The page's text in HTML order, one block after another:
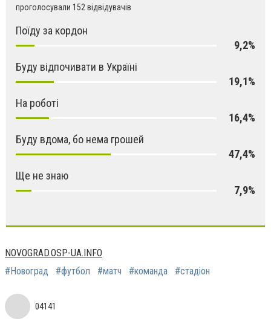
проголосували 152 відвідувачів
Поїду за кордон
9,2%
Буду відпочивати в Україні
19,1%
На роботі
16,4%
Буду вдома, бо нема грошей
47,4%
Ще не знаю
7,9%
NOVOGRAD.OSP-UA.INFO
#Новоград
#футбол #матч #команда #стадіон
04141